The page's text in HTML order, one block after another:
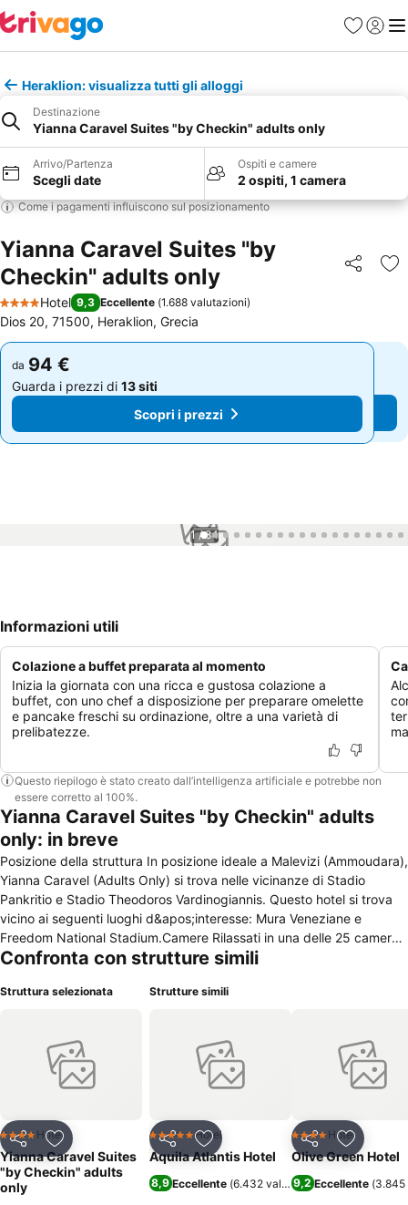
PreferitiAccedi
Heraklion: visualizza tutti gli alloggi
Destinazione
Yianna Caravel Suites "by Checkin" adults only
Arrivo/Partenza
Scegli date
Ospiti e camere
2 ospiti, 1 camera
Come i pagamenti influiscono sul posizionamento
Yianna Caravel Suites "by
Checkin" adults only
Condividi
4 Stelle
Hotel 9,3 Eccellente (1.688 valutazioni)
Dios 20, 71500, Heraklion, Grecia
da 94 €
Guarda i prezzi di 13 siti
Scopri i prezzi
da 94 €
Guarda i prezzi di 13 siti
Scopri i prezzi
1 / 84
Informazioni utili
Colazione a buffet preparata al momento
Inizia la giornata con una ricca e gustosa colazione a
buffet, con uno chef a disposizione per preparare omelette
e pancake freschi su ordinazione, oltre a una varietà di
prelibatezze.
Questo riepilogo è stato creato dall’intelligenza artificiale e potrebbe non
essere corretto al 100%.
Yianna Caravel Suites "by Checkin" adults
only: in breve
Posizione della struttura In posizione ideale a Malevizi (Ammoudara),
Yianna Caravel (Adults Only) si trova nelle vicinanze di Stadio
Pankritio e Stadio Theodoros Vardinogiannis. Questo hotel si trova
vicino ai seguenti luoghi d&apos;interesse: Mura Veneziane e
Freedom National Stadium.Camere Rilassati in una delle 25 camere
con aria condizionata della struttura, completa di frigorifero e lettore
TV al plasma con canali digitali è l&apos;ideale per concedersi un
asciugacapelli.Pasti Yianna Caravel (Adults Only) ospita un
ristorante.Servizi business e altri comfort La reception è aperta in
orario limitato. Il parcheggio gratuito è disponibile in loco.
Confronta con strutture simili
Struttura selezionata
CondividiAggiungi ai preferiti
4 StelleHotel
Yianna Caravel Suites
"by Checkin" adults
only
Strutture simili
CondividiAggiungi ai preferiti
5 Stelle Hotel
Aquila Atlantis Hotel
8,9 Eccellente (6.432 valutazioni)
Condividi
4 StelleHotel
Olive Green Hotel
9,2 Eccellente (